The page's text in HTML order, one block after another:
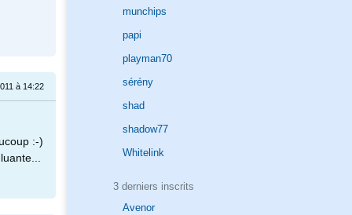
munchips
papi
playman70
sérény
shad
shadow77
Whitelink
3 derniers inscrits
Avenor
à 14:22
:-)